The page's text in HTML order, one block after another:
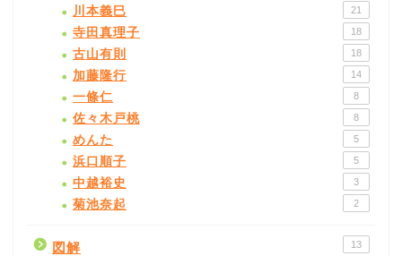
川本義巳 21
寺田真理子 18
古山有則 18
加藤隆行 14
一條仁 8
佐々木戸桃 8
めんた 5
浜口順子 5
中越裕史 3
菊池奈起 2
図解 13